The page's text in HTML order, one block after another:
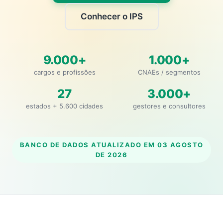
Conhecer o IPS
9.000+
cargos e profissões
1.000+
CNAEs / segmentos
27
estados + 5.600 cidades
3.000+
gestores e consultores
BANCO DE DADOS ATUALIZADO EM 03 AGOSTO
DE 2026